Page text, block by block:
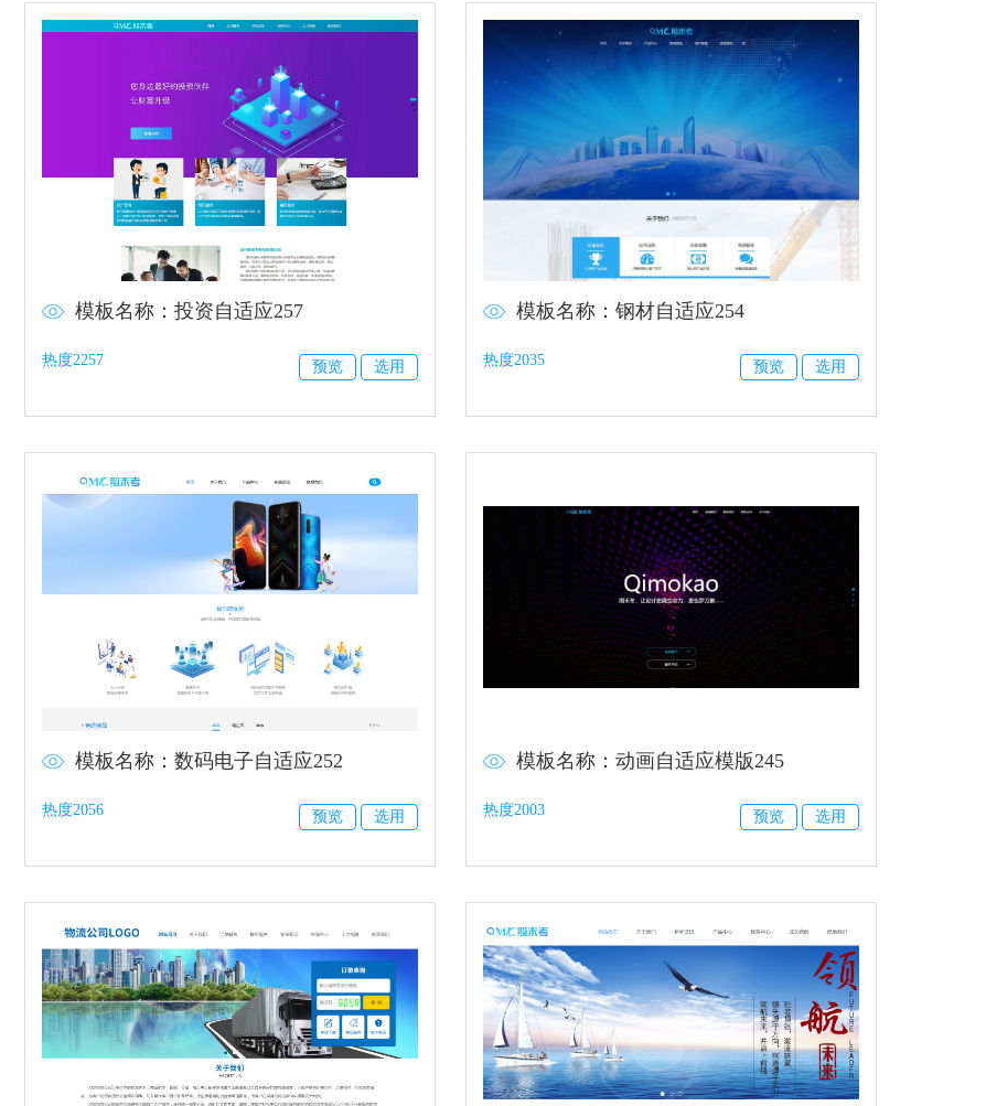
模板名称：投资自适应257
热度2257 预览 选用
模板名称：钢材自适应254
热度2035 预览 选用
模板名称：数码电子自适应252
热度2056 预览 选用
模板名称：动画自适应模版245
热度2003 预览 选用